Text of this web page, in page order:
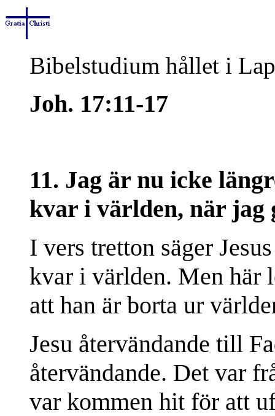
Bibelstudium hållet i
Joh. 17:11-17
11. Jag är nu icke
kvar i världen, när jag
I vers tretton säger
kvar i världen. Men här
att han är borta ur
Jesu återvändande till
återvändande. Det var
var kommen hit för att